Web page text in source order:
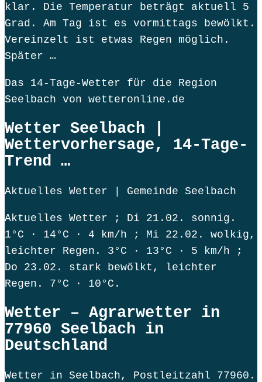
klar. Die Temperatur beträgt aktuell 5
Grad. Am Tag ist es vormittags bewölkt.
Vereinzelt ist etwas Regen möglich.
Später …
Das 14-Tage-Wetter für die Region
Seelbach von wetteronline.de
Wetter Seelbach |
Wettervorhersage, 14-Tage-
Trend …
Aktuelles Wetter | Gemeinde Seelbach
Aktuelles Wetter ; Di 21.02. sonnig.
1°C · 14°C · 4 km/h ; Mi 22.02. wolkig,
leichter Regen. 3°C · 13°C · 5 km/h ;
Do 23.02. stark bewölkt, leichter
Regen. 7°C · 10°C.
Wetter – Agrarwetter in
77960 Seelbach in
Deutschland
Wetter in Seelbach, Postleitzahl 77960.